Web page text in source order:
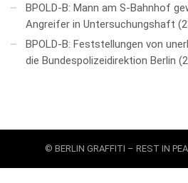
BPOLD-B: Mann am S-Bahnhof
Angreifer in Untersuchungshaft
BPOLD-B: Feststellungen von
die Bundespolizeidirektion Berlin
© BERLIN GRAFFITI – REST IN